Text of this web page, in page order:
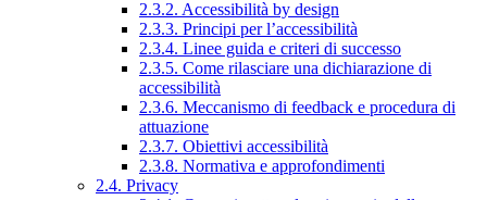
2.3.2. Accessibilità by design
2.3.3. Principi per l’accessibilità
2.3.4. Linee guida e criteri di successo
2.3.5. Come rilasciare una dichiarazione di
accessibilità
2.3.6. Meccanismo di feedback e procedura di
attuazione
2.3.7. Obiettivi accessibilità
2.3.8. Normativa e approfondimenti
2.4. Privacy